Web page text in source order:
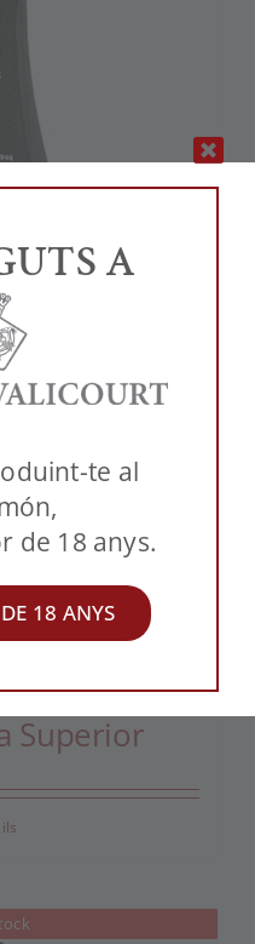
· Brut
Superior
A
te al
de 18 anys.
18 ANYS